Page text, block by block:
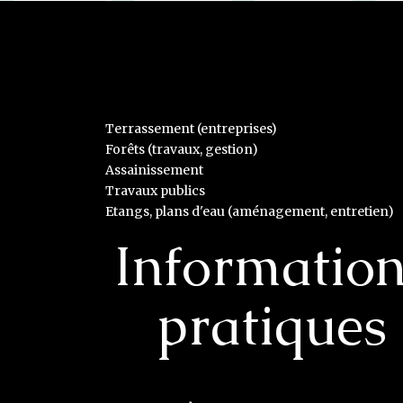
Terrassement (entreprises)
Forêts (travaux, gestion)
Assainissement
Travaux publics
Etangs, plans d'eau (aménagement, entretien)
pratiques